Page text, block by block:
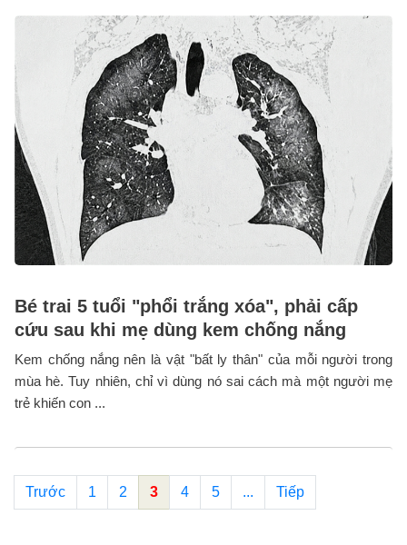
Bé trai 5 tuổi "phổi trắng xóa", phải cấp
cứu sau khi mẹ dùng kem chống nắng
Kem chống nắng nên là vật "bất ly thân" của mỗi người trong
mùa hè. Tuy nhiên, chỉ vì dùng nó sai cách mà một người mẹ
trẻ khiến con ...
Trước 1 2 3 4 5 ... Tiếp